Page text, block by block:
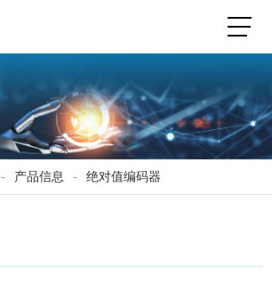
- 产品信息 - 绝对值编码器